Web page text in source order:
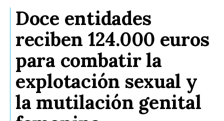
Doce entidades
reciben 124.000 euros
para combatir la
explotación sexual y
la mutilación genital